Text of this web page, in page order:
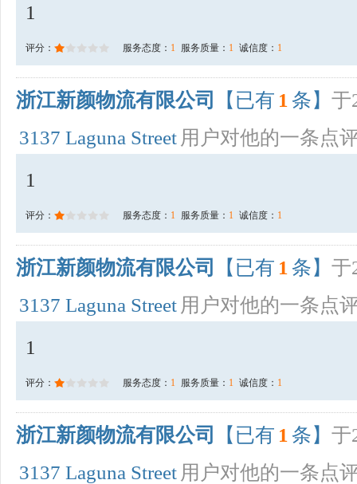
1
评分： 服务态度： 1 服务质量： 1 诚信度： 1
浙江新颜物流有限公司 【已有 1 条】 于
3137 Laguna Street 用户对他的一条点
1
评分： 服务态度： 1 服务质量： 1 诚信度： 1
浙江新颜物流有限公司 【已有 1 条】 于
3137 Laguna Street 用户对他的一条点
1
评分： 服务态度： 1 服务质量： 1 诚信度： 1
浙江新颜物流有限公司 【已有 1 条】 于
3137 Laguna Street 用户对他的一条点